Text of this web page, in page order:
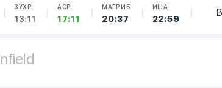
ЗУХР
13:11
АСР
17:11
МАГРИБ
20:37
ИША
22:59